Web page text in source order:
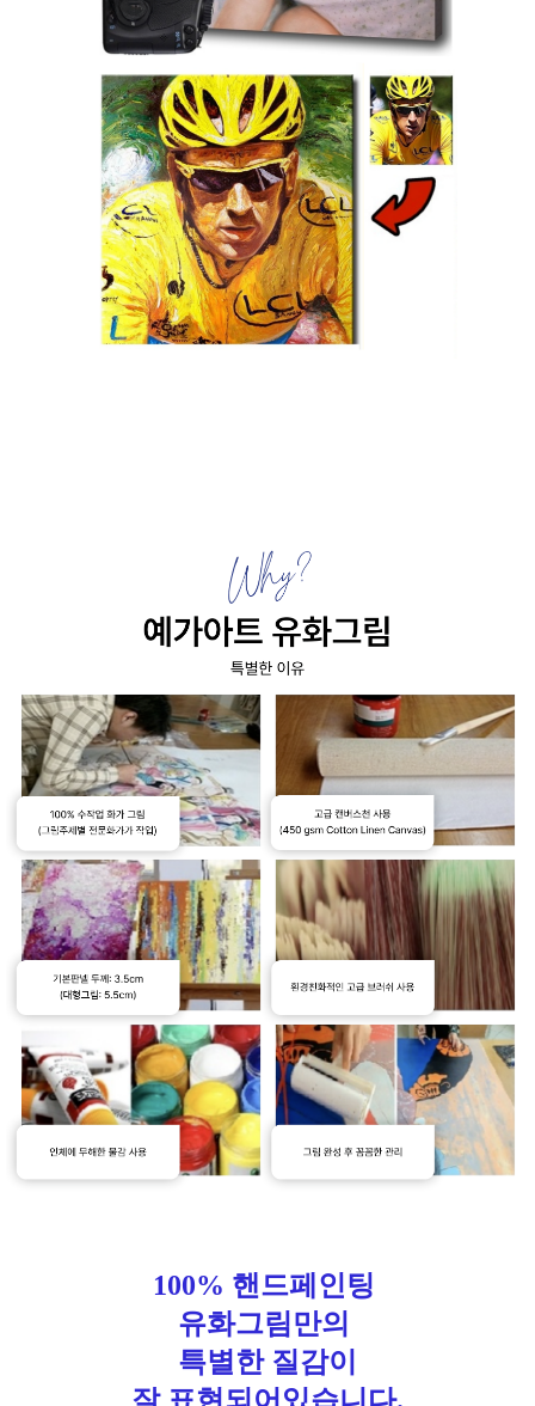
100% 핸드페인팅
유화그림만의
특별한 질감이